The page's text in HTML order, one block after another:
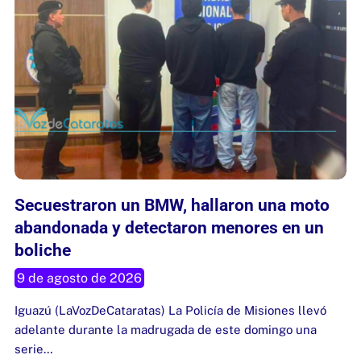
Secuestraron un BMW, hallaron una moto
abandonada y detectaron menores en un
boliche
9 de agosto de 2026
Iguazú (LaVozDeCataratas) La Policía de Misiones llevó
adelante durante la madrugada de este domingo una
serie…